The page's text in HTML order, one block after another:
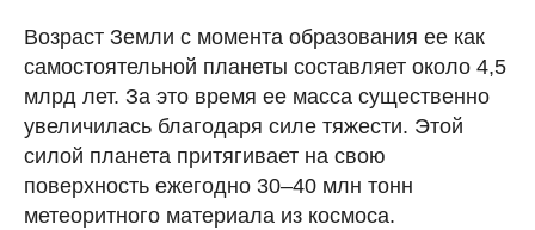
Возраст Земли с момента образования ее как
самостоятельной планеты составляет около 4,5
млрд лет. За это время ее масса существенно
увеличилась благодаря силе тяжести. Этой
силой планета притягивает на свою
поверхность ежегодно 30–40 млн тонн
метеоритного материала из космоса.